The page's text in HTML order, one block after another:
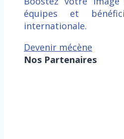
équipes et
internationale.
Devenir mécène
Nos Partenaires